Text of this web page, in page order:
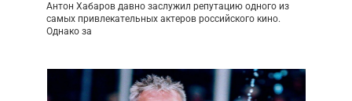
Антон Хабаров давно заслужил репутацию одного из
самых привлекательных актеров российского кино.
Однако за